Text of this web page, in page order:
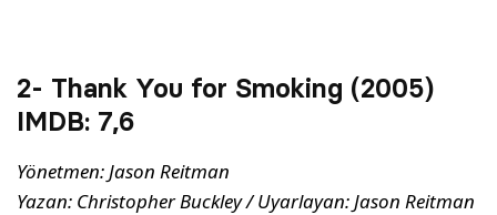
2- Thank You for Smoking (2005)
IMDB: 7,6
Yönetmen: Jason Reitman
Yazan: Christopher Buckley / Uyarlayan: Jason Reitman